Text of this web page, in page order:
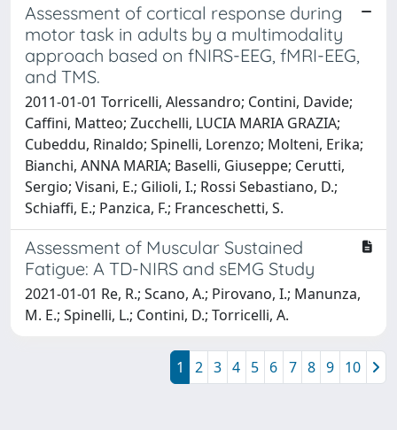
Assessment of cortical response during
motor task in adults by a multimodality
approach based on fNIRS-EEG, fMRI-EEG,
and TMS.
2011-01-01 Torricelli, Alessandro; Contini, Davide;
Caffini, Matteo; Zucchelli, LUCIA MARIA GRAZIA;
Cubeddu, Rinaldo; Spinelli, Lorenzo; Molteni, Erika;
Bianchi, ANNA MARIA; Baselli, Giuseppe; Cerutti,
Sergio; Visani, E.; Gilioli, I.; Rossi Sebastiano, D.;
Schiaffi, E.; Panzica, F.; Franceschetti, S.
Assessment of Muscular Sustained
Fatigue: A TD-NIRS and sEMG Study
2021-01-01 Re, R.; Scano, A.; Pirovano, I.; Manunza,
M. E.; Spinelli, L.; Contini, D.; Torricelli, A.
1 2 3 4 5 6 7 8 9 10